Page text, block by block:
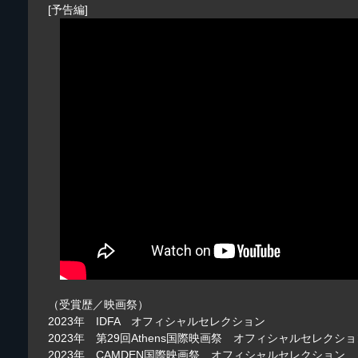
[予告編]
（受賞歴／映画祭）
2023年 IDFA オフィシャルセレクション
2023年 第29回Athens国際映画祭 オフィシャルセレクシ
2023年 CAMDEN国際映画祭 オフィシャルセレクション